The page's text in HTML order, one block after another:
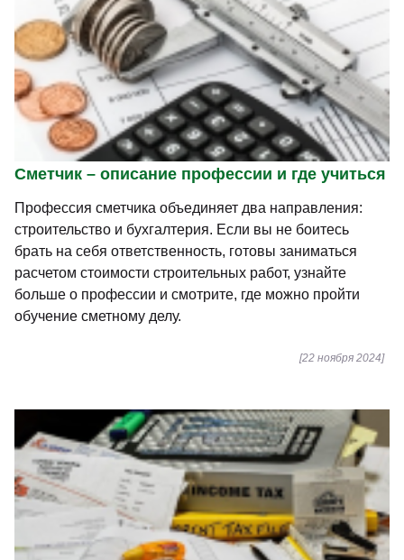
Сметчик – описание профессии и где учиться
Профессия сметчика объединяет два направления:
строительство и бухгалтерия. Если вы не боитесь
брать на себя ответственность, готовы заниматься
расчетом стоимости строительных работ, узнайте
больше о профессии и смотрите, где можно пройти
обучение сметному делу.
[22 ноября 2024]